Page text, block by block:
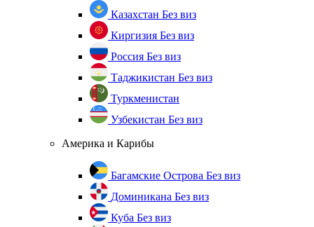
Казахстан Без виз
Киргизия Без виз
Россия Без виз
Таджикистан Без виз
Туркменистан
Узбекистан Без виз
Америка и Карибы
Багамские Острова Без виз
Доминикана Без виз
Куба Без виз